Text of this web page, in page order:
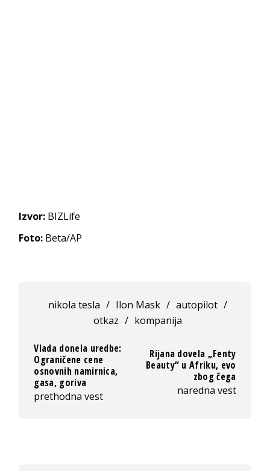
Izvor: BIZLife
Foto: Beta/AP
nikola tesla / Ilon Mask / autopilot /
otkaz / kompanija
Vlada donela uredbe:
Ograničene cene
osnovnih namirnica,
gasa, goriva
prethodna vest
Rijana dovela „Fenty
Beauty“ u Afriku, evo
zbog čega
naredna vest